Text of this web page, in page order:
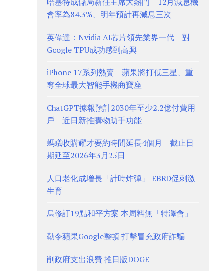
會率為84.3%、明年預計再減息三次
英偉達：Nvidia AI芯片領先業界一代 對
Google TPU成功感到高興
iPhone 17系列熱賣 蘋果將打低三星、重
奪全球最大智能手機商寶座
ChatGPT據報預計2030年至少2.2億付費用
戶 近日新推購物助手功能
螞蟻收購耀才要約時間延長4個月 截止日
期延至2026年3月25日
人口老化成增長「計時炸彈」 EBRD促刺激
生育
烏修訂19點和平方案 本周料無「特澤會」
勒令蘋果Google整頓 打擊冒充政府詐騙
削政府支出浪費 推日版DOGE